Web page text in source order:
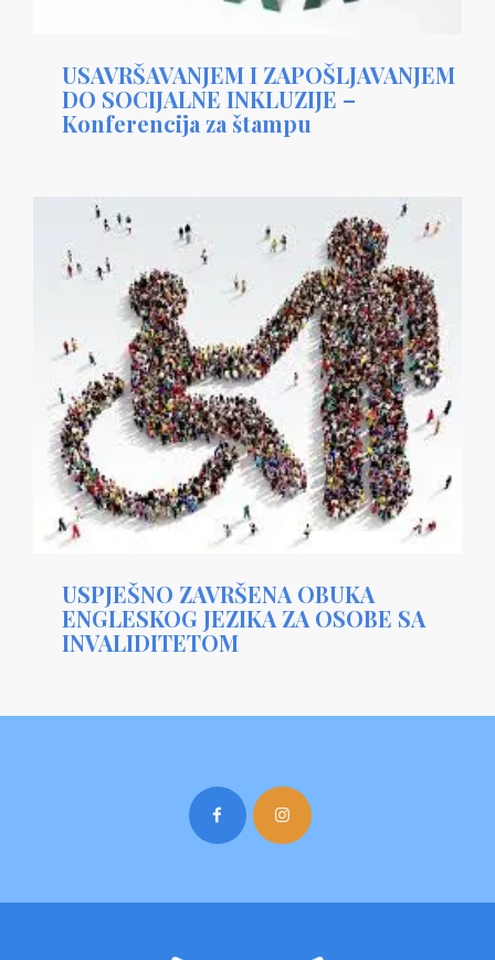
USAVRŠAVANJEM I ZAPOŠLJAVANJEM
DO SOCIJALNE INKLUZIJE –
Konferencija za štampu
USPJEŠNO ZAVRŠENA OBUKA
ENGLESKOG JEZIKA ZA OSOBE SA
INVALIDITETOM